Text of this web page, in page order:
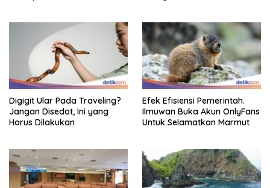
Digigit Ular Pada Traveling?
Jangan Disedot, Ini yang
Harus Dilakukan
Efek Efisiensi Pemerintah.
Ilmuwan Buka Akun OnlyFans
Untuk Selamatkan Marmut